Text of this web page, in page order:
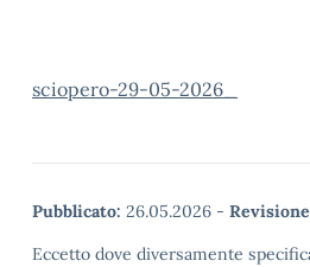
sciopero-29-05-2026_
Pubblicato: 26.05.2026 -
Eccetto dove diversamente